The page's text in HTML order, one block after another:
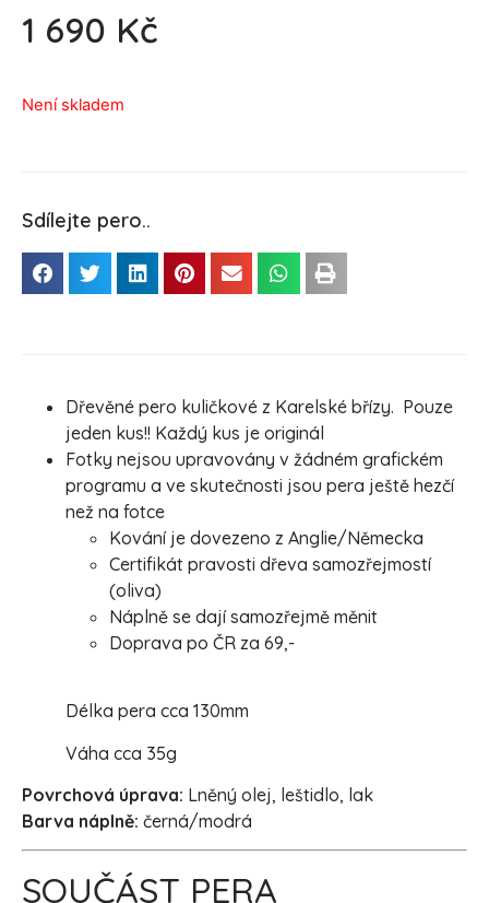
1 690 Kč
Není skladem
Sdílejte pero..
Dřevěné pero kuličkové z Karelské břízy. Pouze
jeden kus!! Každý kus je originál
Fotky nejsou upravovány v žádném grafickém
programu a ve skutečnosti jsou pera ještě hezčí
než na fotce
Kování je dovezeno z Anglie/Německa
Certifikát pravosti dřeva samozřejmostí
(oliva)
Náplně se dají samozřejmě měnit
Doprava po ČR za 69,-
Délka pera cca 130mm
Váha cca 35g
Povrchová úprava: Lněný olej, leštidlo, lak
Barva náplně: černá/modrá
SOUČÁST PERA